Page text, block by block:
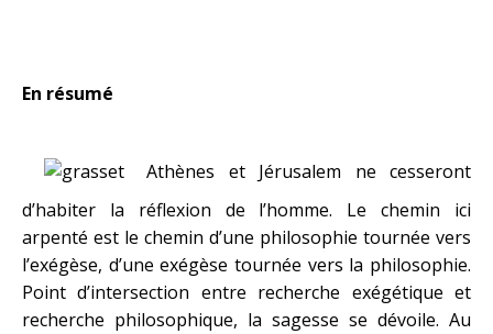
En résumé
Athènes et Jérusalem ne cesseront
d’habiter la réflexion de l’homme. Le chemin ici
arpenté est le chemin d’une philosophie tournée vers
l’exégèse, d’une exégèse tournée vers la philosophie.
Point d’intersection entre recherche exégétique et
recherche philosophique, la sagesse se dévoile. Au